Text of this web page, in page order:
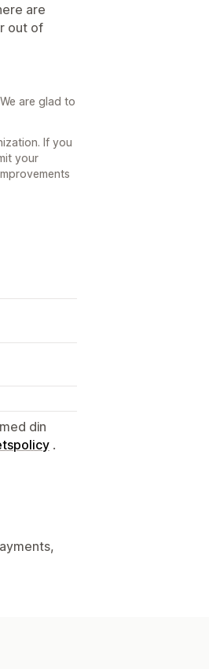
are
out of
are glad to
If you
your
din
.